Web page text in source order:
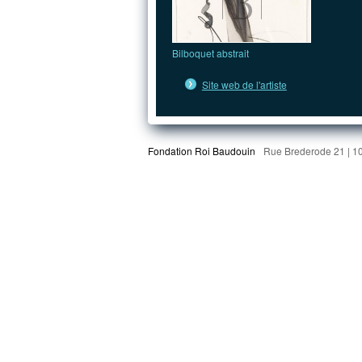
Bilboquet abstrait
Site web de l'artiste
Fondation Roi Baudouin Rue Brederode 21 |